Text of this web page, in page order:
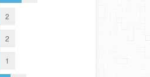
2
2
1